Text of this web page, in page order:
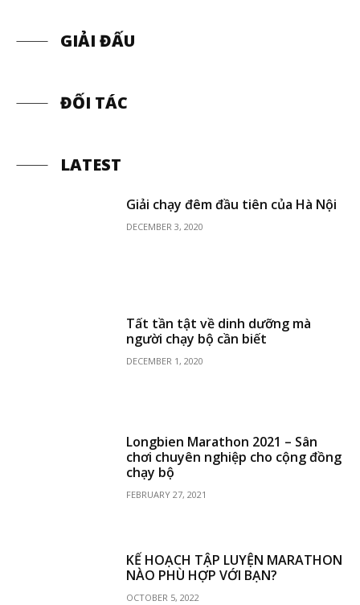
GIẢI ĐẤU
ĐỐI TÁC
LATEST
Giải chạy đêm đầu tiên của Hà Nội
DECEMBER 3, 2020
Tất tần tật về dinh dưỡng mà
người chạy bộ cần biết
DECEMBER 1, 2020
Longbien Marathon 2021 – Sân
chơi chuyên nghiệp cho cộng đồng
chạy bộ
FEBRUARY 27, 2021
KẾ HOẠCH TẬP LUYỆN MARATHON
NÀO PHÙ HỢP VỚI BẠN?
OCTOBER 5, 2022